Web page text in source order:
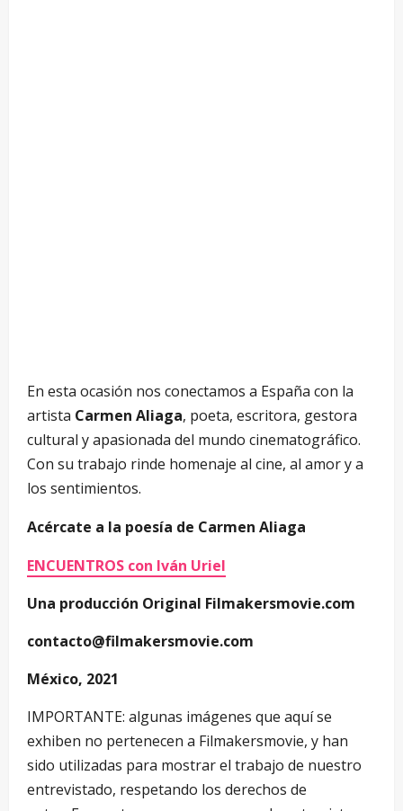
En esta ocasión nos conectamos a España con la
artista Carmen Aliaga, poeta, escritora, gestora
cultural y apasionada del mundo cinematográfico.
Con su trabajo rinde homenaje al cine, al amor y a
los sentimientos.
Acércate a la poesía de Carmen Aliaga
ENCUENTROS con Iván Uriel
Una producción Original Filmakersmovie.com
contacto@filmakersmovie.com
México, 2021
IMPORTANTE: algunas imágenes que aquí se
exhiben no pertenecen a Filmakersmovie, y han
sido utilizadas para mostrar el trabajo de nuestro
entrevistado, respetando los derechos de